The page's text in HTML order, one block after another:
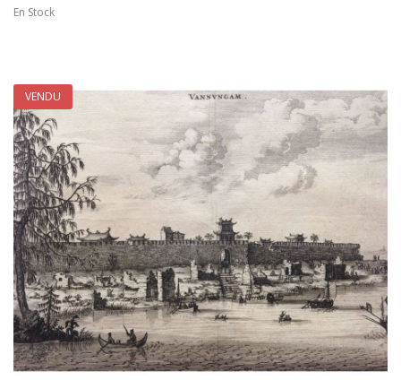
En Stock
VENDU